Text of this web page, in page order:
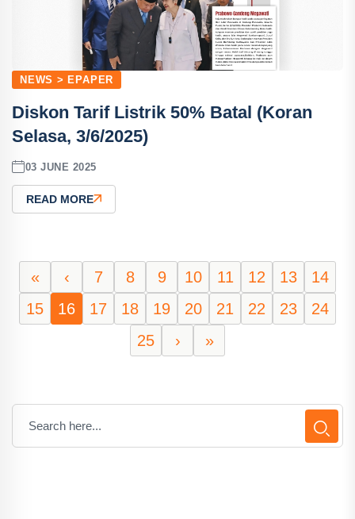
NEWS > EPAPER
Diskon Tarif Listrik 50% Batal (Koran
Selasa, 3/6/2025)
03 JUNE 2025
READ MORE
« ‹ 7 8 9 10 11 12 13
14
15
16 17 18 19 20 21 22 23
24
25
› »